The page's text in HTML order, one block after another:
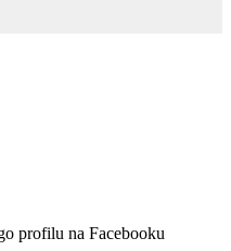
karcie
profilu na Facebooku